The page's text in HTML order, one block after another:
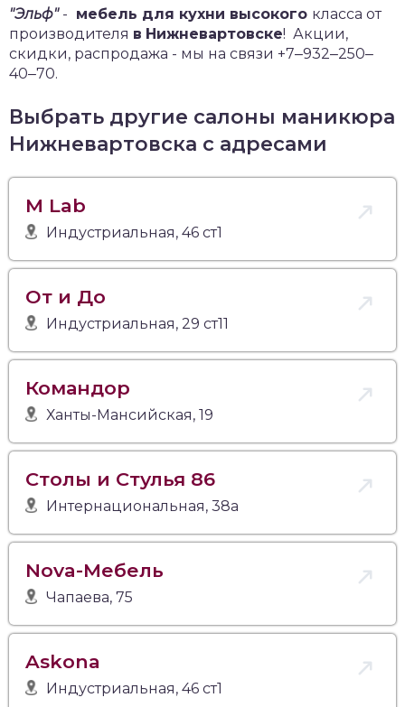
"Эльф"- мебель для кухни высокого класса от
производителя в Нижневартовске! Акции,
скидки, распродажа - мы на связи +7‒932‒250‒
40‒70.
Выбрать другие салоны маникюра
Нижневартовска с адресами
M Lab
Индустриальная, 46 ст1
От и До
Индустриальная, 29 ст11
Командор
Ханты-Мансийская, 19
Столы и Стулья 86
Интернациональная, 38а
Nova-Мебель
Чапаева, 75
Askona
Индустриальная, 46 ст1